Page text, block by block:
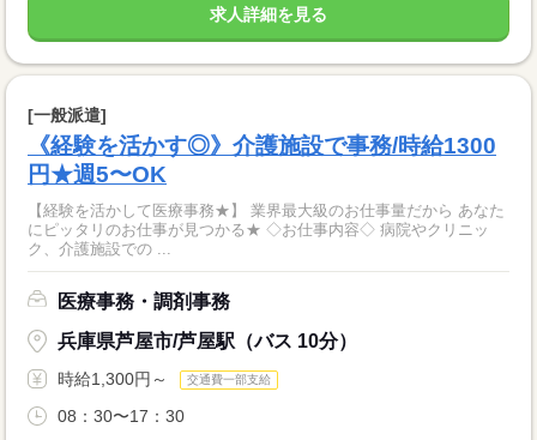
求人詳細を見る
[一般派遣]
《経験を活かす◎》介護施設で事務/時給1300
円★週5〜OK
【経験を活かして医療事務★】 業界最大級のお仕事量だから あなた
にピッタリのお仕事が見つかる★ ◇お仕事内容◇ 病院やクリニッ
ク、介護施設での ...
医療事務・調剤事務
兵庫県芦屋市/芦屋駅（バス 10分）
時給1,300円～ 交通費一部支給
08：30〜17：30